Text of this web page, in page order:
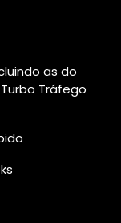
as do
Tráfego